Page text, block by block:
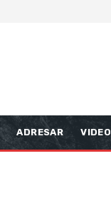
ADRESAR VIDEO